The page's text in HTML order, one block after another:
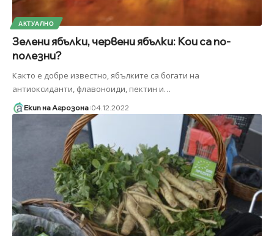
АКТУАЛНО
Зелени ябълки, червени ябълки: Кои са по-
полезни?
Както е добре известно, ябълките са богати на
антиоксиданти, флавоноиди, пектин и…
Екип на Агрозона 04.12.2022